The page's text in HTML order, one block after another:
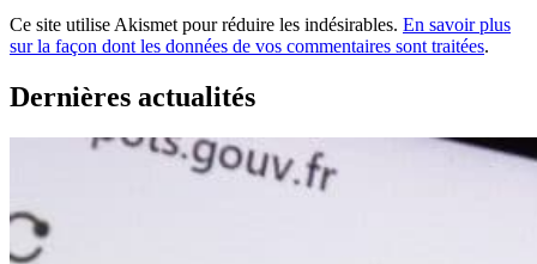
Ce site utilise Akismet pour réduire les indésirables. En savoir plus
sur la façon dont les données de vos commentaires sont traitées.
Dernières actualités